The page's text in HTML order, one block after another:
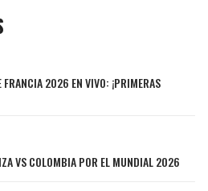
FRANCIA 2026 EN VIVO: ¡PRIMERAS
VS COLOMBIA POR EL MUNDIAL 2026